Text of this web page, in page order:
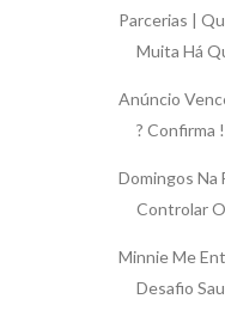
Parcerias |
Muita Há
Anúncio
? Confirma !
Domingos Na
Controlar
Minnie Me
Desafio